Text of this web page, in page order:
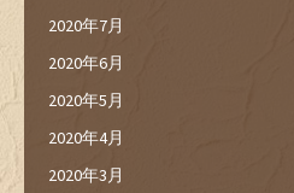
2020年7月
2020年6月
2020年5月
2020年4月
2020年3月